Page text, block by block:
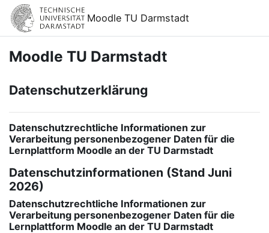
Zum Hauptinhalt
Moodle TU Darmstadt
Moodle TU Darmstadt
Datenschutzerklärung
Datenschutzrechtliche Informationen zur
Verarbeitung personenbezogener Daten für die
Lernplattform Moodle an der TU Darmstadt
Datenschutzinformationen (Stand Juni
2026)
Datenschutzrechtliche Informationen zur
Verarbeitung personenbezogener Daten für die
Lernplattform Moodle an der TU Darmstadt